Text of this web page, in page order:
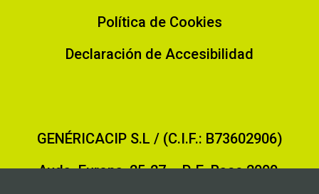
Política de Cookies
Declaración de Accesibilidad
GENÉRICACIP S.L / (C.I.F.: B73602906)
Avda. Europa, 25-27 – P. E. Base 2000.